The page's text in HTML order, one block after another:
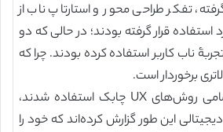
تفکر طراحی محور و استارتاپ ناب از
استفاده قرار گرفته بودند؛ در حالی که دو
ناب کاربر استفاده کرده بودند. چرا که
برخوردار است.
نتیجه‌گیری: هر چند تمامی روش‌های UX چابک استفاده شدند،
این طور گزارش کرده‌اند که خود را